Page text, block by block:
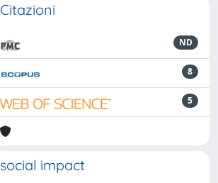
Citazioni
ND
8
5
social impact